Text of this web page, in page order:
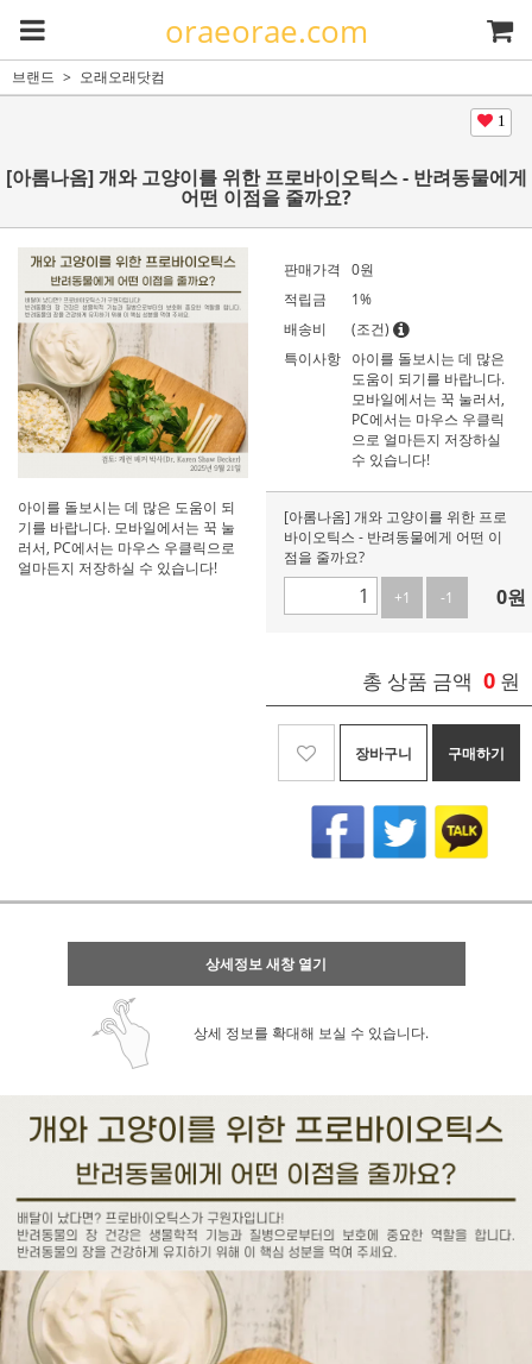
oraeorae.com
브랜드 오래오래닷컴
1
[아롬나옴] 개와 고양이를 위한 프로바이오틱스 - 반려동물에게
어떤 이점을 줄까요?
아이를 돌보시는 데 많은 도움이 되
기를 바랍니다. 모바일에서는 꾹 눌
러서, PC에서는 마우스 우클릭으로
얼마든지 저장하실 수 있습니다!
판매가격 0원
적립금
1%
배송비
(조건)
특이사항 아이를 돌보시는 데 많은
도움이 되기를 바랍니다.
모바일에서는 꾹 눌러서,
PC에서는 마우스 우클릭
으로 얼마든지 저장하실
수 있습니다!
[아롬나옴] 개와 고양이를 위한 프로
바이오틱스 - 반려동물에게 어떤 이
점을 줄까요?
+1
-1 0원
총 상품 금액 0 원
장바구니 구매하기
상세정보 새창 열기
상세 정보를 확대해 보실 수 있습니다.